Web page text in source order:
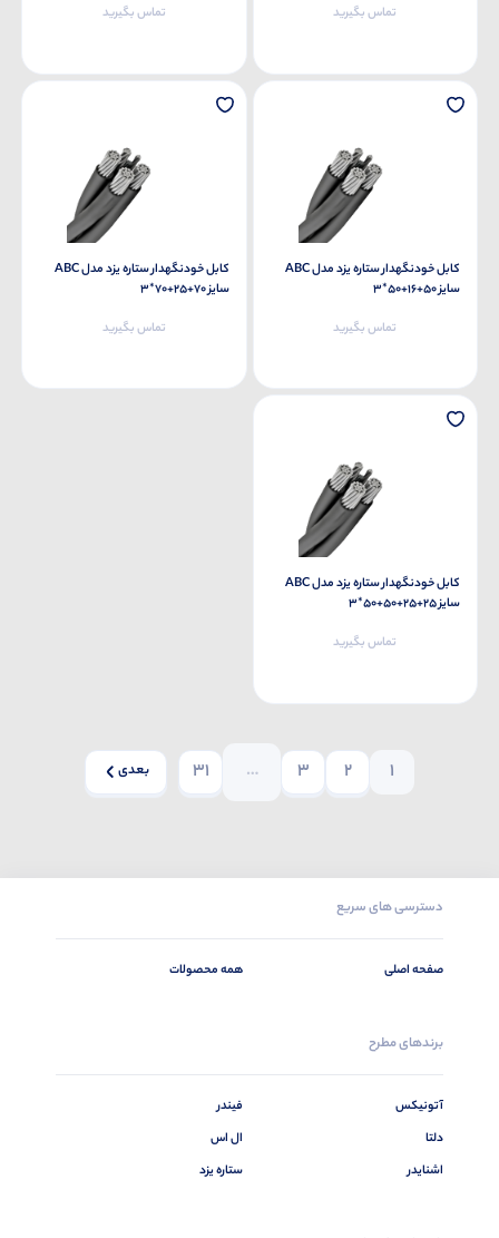
تماس بگیرید
تماس بگیرید
کابل خودنگهدار ستاره یزد مدل ABC
سایز 50+16+50*3
تماس بگیرید
کابل خودنگهدار ستاره یزد مدل ABC
سایز 70+25+70*3
تماس بگیرید
کابل خودنگهدار ستاره یزد مدل ABC
سایز 25+25+50+50*3
تماس بگیرید
1
2
3
…
31 بعدی
دسترسی های سریع
صفحه اصلی همه محصولات
برندهای مطرح
آتونیکس
دلتا
اشنایدر
فیندر
ال اس
ستاره یزد